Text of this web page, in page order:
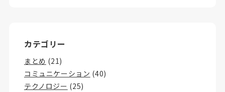
カテゴリー
まとめ (21)
コミュニケーション (40)
テクノロジー (25)